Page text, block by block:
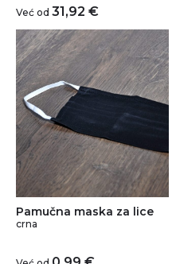
Već od 31,92 €
Pamučna maska za lice
crna